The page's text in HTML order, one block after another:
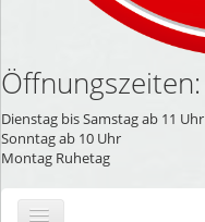
Öffnungszeiten:
Dienstag bis Samstag ab 11 Uhr
Sonntag ab 10 Uhr
Montag Ruhetag